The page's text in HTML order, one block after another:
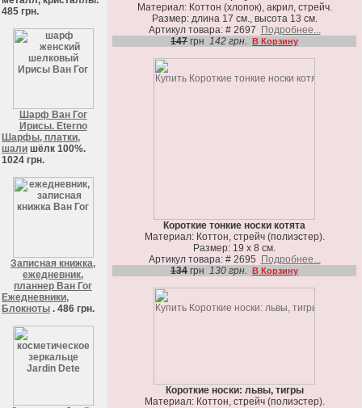
485 грн.
Шарф Ван Гог
Ирисы. Eterno
Шарфы, платки,
шали шёлк 100%.
1024 грн.
Записная книжка,
ежедневник,
планнер Ван Гог
Ежедневники,
Блокноты . 486 грн.
Материал: Коттон (хлопок), акрил, стрейч.
Размер: длина 17 см., высота 13 см.
Артикул товара: # 2697
Подробнее...
147 грн 142 грн. В Корзину
Короткие тонкие носки котята
Материал: Коттон, стрейч (полиэстер).
Размер: 19 х 8 см.
Артикул товара: # 2695
Подробнее...
134 грн 130 грн. В Корзину
Короткие носки: львы, тигры
Материал: Коттон, стрейч (полиэстер).